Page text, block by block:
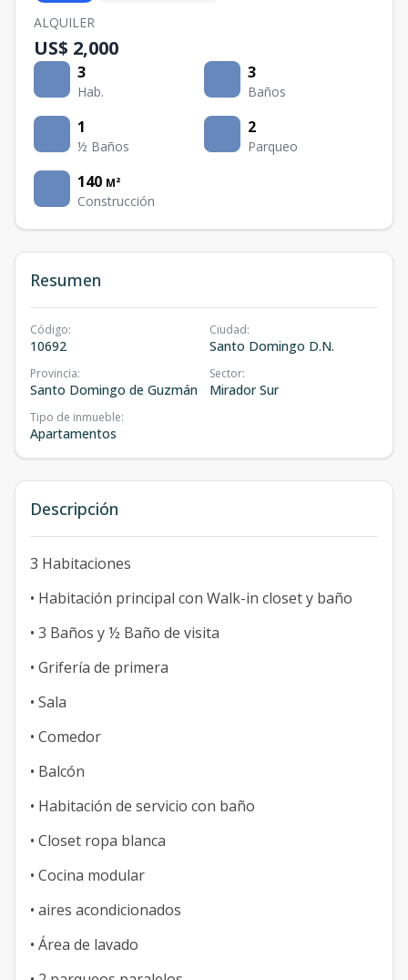
ALQUILER
US$ 2,000
3
Hab.
3
Baños
1
½ Baños
2
Parqueo
140 M²
Construcción
Resumen
Código:
10692
Ciudad:
Santo Domingo D.N.
Provincia:
Santo Domingo de Guzmán
Sector:
Mirador Sur
Tipo de inmueble:
Apartamentos
Descripción
3 Habitaciones
• Habitación principal con Walk-in closet y baño
• 3 Baños y ½ Baño de visita
• Grifería de primera
• Sala
• Comedor
• Balcón
• Habitación de servicio con baño
• Closet ropa blanca
• Cocina modular
• aires acondicionados
• Área de lavado